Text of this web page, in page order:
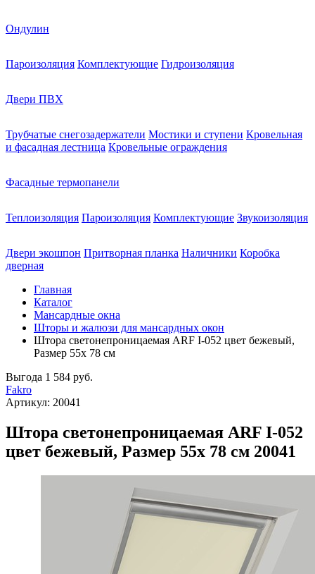
Ондулин
Пароизоляция Комплектующие Гидроизоляция
Двери ПВХ
Трубчатые снегозадержатели Мостики и ступени Кровельная
и фасадная лестница Кровельные ограждения
Фасадные термопанели
Теплоизоляция Пароизоляция Комплектующие Звукоизоляция
Двери экошпон Притворная планка Наличники Коробка
дверная
Главная
Каталог
Мансардные окна
Шторы и жалюзи для мансардных окон
Штора светонепроницаемая ARF I-052 цвет бежевый,
Размер 55х 78 см
Выгода 1 584 руб.
Fakro
Артикул: 20041
Штора светонепроницаемая ARF I-052
цвет бежевый, Размер 55х 78 см 20041